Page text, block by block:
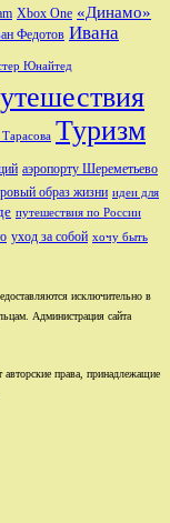
Xbox One «Динамо»
Федотов Ивана
Юнайтед
Туризм
аэропорту Шереметьево
образ жизни идеи для
путешествия по России
уход за собой хочу быть
исключительно в
Администрация сайта
права, принадлежащие